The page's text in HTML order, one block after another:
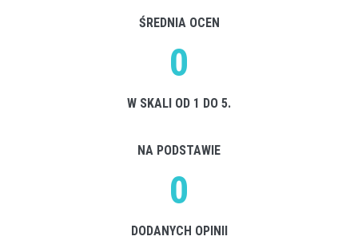
ŚREDNIA OCEN
0
W SKALI OD 1 DO 5.
NA PODSTAWIE
0
DODANYCH OPINII